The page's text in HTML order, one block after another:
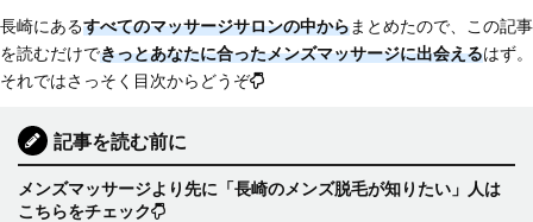
長崎にあるすべてのマッサージサロンの中からまとめたので、この記事
を読むだけできっとあなたに合ったメンズマッサージに出会えるはず。
それではさっそく目次からどうぞ
記事を読む前に
メンズマッサージより先に「長崎のメンズ脱毛が知りたい」人は
こちらをチェック